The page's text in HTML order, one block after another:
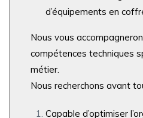
d’équipements en
Nous vous
compétences techniques
métier.
Nous recherchons avant
Capable d’optimiser